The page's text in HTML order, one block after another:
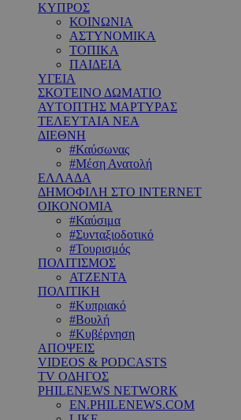
ΚΥΠΡΟΣ
ΚΟΙΝΩΝΙΑ
ΑΣΤΥΝΟΜΙΚΑ
ΤΟΠΙΚΑ
ΠΑΙΔΕΙΑ
ΥΓΕΙΑ
ΣΚΟΤΕΙΝΟ ΔΩΜΑΤΙΟ
ΑΥΤΟΠΤΗΣ ΜΑΡΤΥΡΑΣ
ΤΕΛΕΥΤΑΙΑ ΝΕΑ
ΔΙΕΘΝΗ
#Καύσωνας
#Μέση Ανατολή
ΕΛΛΑΔΑ
ΔΗΜΟΦΙΛΗ ΣΤΟ INTERNET
ΟΙΚΟΝΟΜΙΑ
#Καύσιμα
#Συνταξιοδοτικό
#Τουρισμός
ΠΟΛΙΤΙΣΜΟΣ
ΑΤΖΕΝΤΑ
ΠΟΛΙΤΙΚΗ
#Κυπριακό
#Βουλή
#Κυβέρνηση
ΑΠΟΨΕΙΣ
VIDEOS & PODCASTS
TV ΟΔΗΓΟΣ
PHILENEWS NETWORK
EN.PHILENEWS.COM